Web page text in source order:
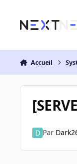
Accueil
Par